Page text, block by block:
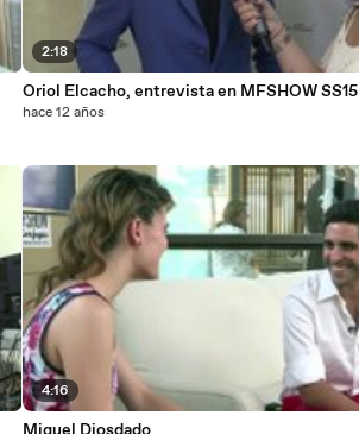
2:18
Oriol Elcacho, entrevista en MFSHOW SS15
hace 12 años
4:16